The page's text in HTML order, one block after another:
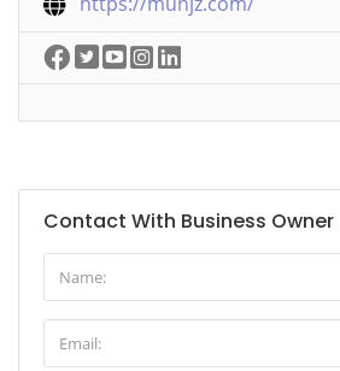
Contact With Business Owner